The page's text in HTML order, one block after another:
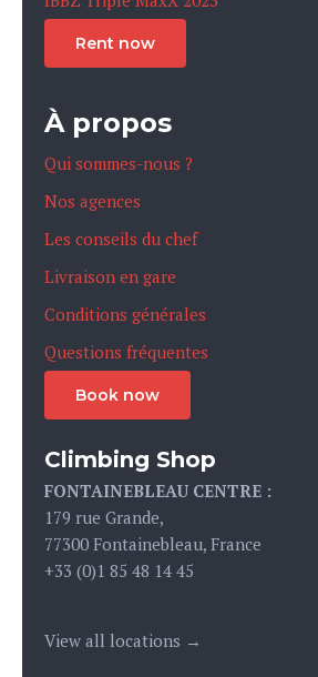
Rent now
À propos
Qui sommes-nous ?
Nos agences
Les conseils du chef
Livraison en gare
Conditions générales
Questions fréquentes
Book now
Climbing Shop
FONTAINEBLEAU CENTRE :
179 rue Grande,
77300 Fontainebleau, France
+33 (0)1 85 48 14 45
View all locations →